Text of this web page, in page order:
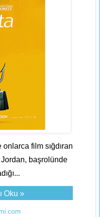
film sığdıran
Jordan, başrolünde
Oku »